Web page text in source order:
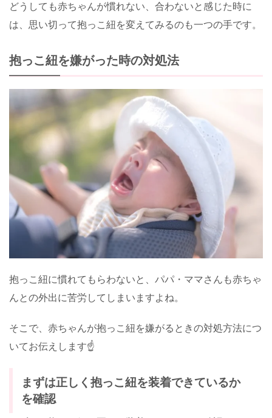
どうしても赤ちゃんが慣れない、合わないと感じた時に
は、思い切って抱っこ紐を変えてみるのも一つの手です。
抱っこ紐を嫌がった時の対処法
抱っこ紐に慣れてもらわないと、パパ・ママさんも赤ちゃ
んとの外出に苦労してしまいますよね。
そこで、赤ちゃんが抱っこ紐を嫌がるときの対処方法につ
いてお伝えします☝️
まずは正しく抱っこ紐を装着できているか
を確認